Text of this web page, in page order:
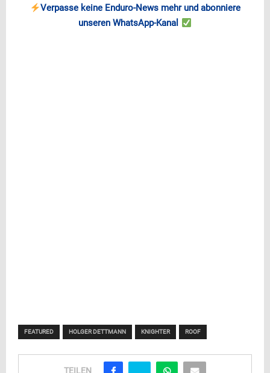
Verpasse keine Enduro-News mehr und abonniere
unseren WhatsApp-Kanal
FEATURED HOLGER DETTMANN KNIGHTER ROOF
TEILEN